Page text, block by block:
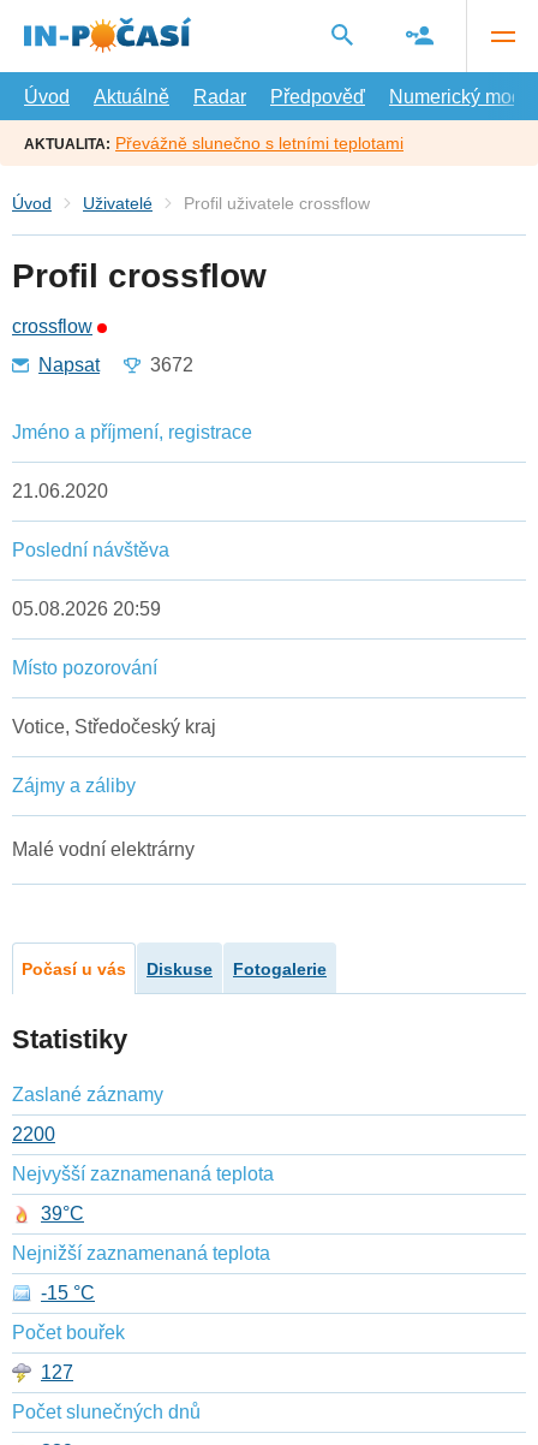
hlavní
Úvod
Aktuálně Radar Předpověď Numerický model
AKTUALITA: Převážně slunečno s letními teplotami
Úvod Uživatelé Profil uživatele crossflow
Profil crossflow
crossflow
Napsat
3672
Jméno a příjmení, registrace
21.06.2020
Poslední návštěva
05.08.2026 20:59
Místo pozorování
Votice, Středočeský kraj
Zájmy a záliby
Malé vodní elektrárny
Počasí u vás Diskuse Fotogalerie
Statistiky
Zaslané záznamy
2200
Nejvyšší zaznamenaná teplota
39°C
Nejnižší zaznamenaná teplota
-15 °C
Počet bouřek
127
Počet slunečných dnů